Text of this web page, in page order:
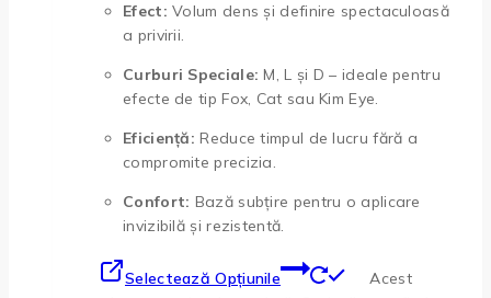
Efect: Volum dens și definire spectaculoasă
a privirii.
Curburi Speciale: M, L și D – ideale pentru
efecte de tip Fox, Cat sau Kim Eye.
Eficiență: Reduce timpul de lucru fără a
compromite precizia.
Confort: Bază subțire pentru o aplicare
invizibilă și rezistentă.
Selectează Opțiunile
Acest